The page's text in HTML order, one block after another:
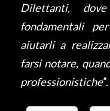
Dilettanti,
fondamentali
aiutarli a
farsi notare,
professionistiche”.